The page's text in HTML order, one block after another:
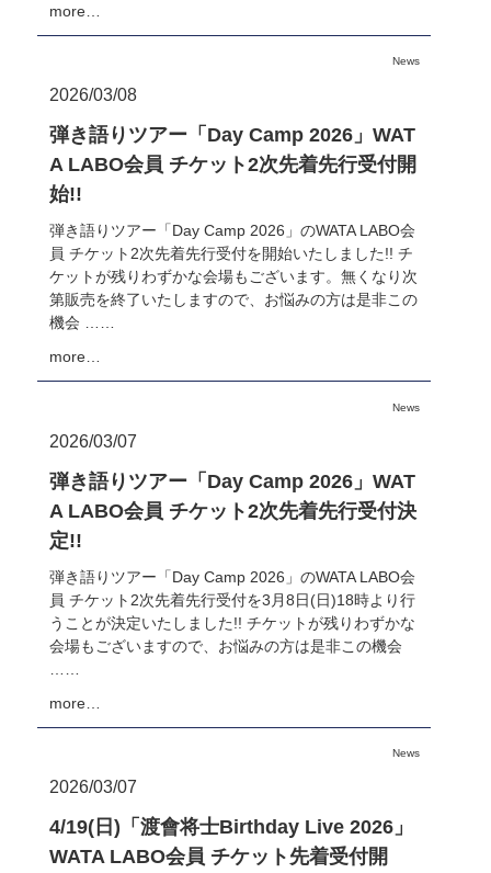
more…
News
2026/03/08
弾き語りツアー「Day Camp 2026」WAT
A LABO会員 チケット2次先着先行受付開
始!!
弾き語りツアー「Day Camp 2026」のWATA LABO会
員 チケット2次先着先行受付を開始いたしました!! チ
ケットが残りわずかな会場もございます。無くなり次
第販売を終了いたしますので、お悩みの方は是非この
機会 ……
more…
News
2026/03/07
弾き語りツアー「Day Camp 2026」WAT
A LABO会員 チケット2次先着先行受付決
定!!
弾き語りツアー「Day Camp 2026」のWATA LABO会
員 チケット2次先着先行受付を3月8日(日)18時より行
うことが決定いたしました!! チケットが残りわずかな
会場もございますので、お悩みの方は是非この機会
more…
News
2026/03/07
4/19(日)「渡會将士Birthday Live 2026」
WATA LABO会員 チケット先着受付開